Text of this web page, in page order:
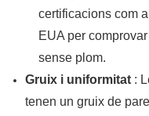
certificacions com
EUA per
sense plom.
Gruix i uniformitat:
tenen un gruix de